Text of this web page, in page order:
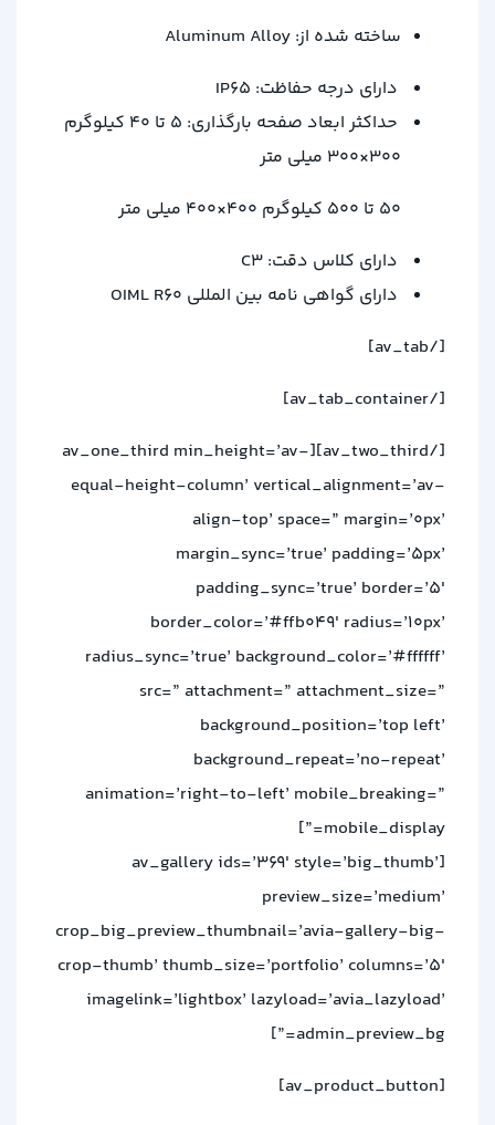
ساخته شده از: Aluminum Alloy
دارای درجه حفاظت: IP65
حداکثر ابعاد صفحه بارگذاری: 5 تا 40 کیلوگرم
300×300 میلی متر
50 تا 500 کیلوگرم 400×400 میلی متر
دارای کلاس دقت: C3
دارای گواهی نامه بین المللی OIML R60
[/av_tab]
[/av_tab_container]
[/av_two_third][av_one_third min_height=’av-
equal-height-column’ vertical_alignment=’av-
align-top’ space=” margin=’0px’
margin_sync=’true’ padding=’5px’
padding_sync=’true’ border=’5′
border_color=’#ffb049′ radius=’10px’
radius_sync=’true’ background_color=’#ffffff’
src=” attachment=” attachment_size=”
background_position=’top left’
background_repeat=’no-repeat’
animation=’right-to-left’ mobile_breaking=”
mobile_display=”]
[av_gallery ids=’369′ style=’big_thumb’
preview_size=’medium’
crop_big_preview_thumbnail=’avia-gallery-big-
crop-thumb’ thumb_size=’portfolio’ columns=’5′
imagelink=’lightbox’ lazyload=’avia_lazyload’
admin_preview_bg=”]
[av_product_button]